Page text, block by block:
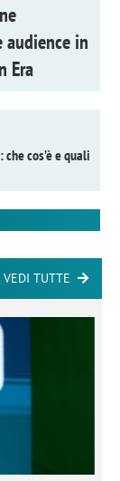
in
Era
cos’è e quali
VEDI TUTTE